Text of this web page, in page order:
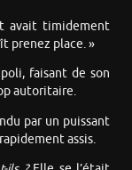
avait timidement
prenez place. »
faisant de son
autoritaire.
par un puissant
assis.